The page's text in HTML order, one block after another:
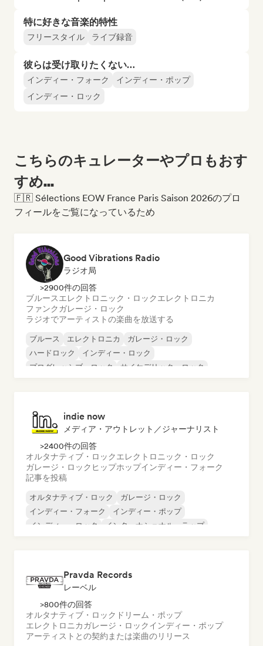
特に好きな音楽的特性
フリースタイル ライブ録音
彼らは受け取りたくない…
インディー・フォーク
インディー・ポップ
インディー・ロック
こちらのキュレーターやプロもおす
すめ...
🇫🇷 Sélections EOW France Paris Saison 2026のプロ
フィールをご覧になっているため
Good Vibrations Radio
ラジオ局
>2900件の回答
ブルースエレクトロニック・ロックエレクトロニカ
ファンクガレージ・ロック
ラジオでアーティストの楽曲を放送する
ブルース エレクトロニカ
ガレージ・ロック
ハードロック
インディー・ロック
プログレッシブ・ロック
サイケデリック・ロック
indie now
メディア・アウトレット／ジャーナリスト
>2400件の回答
オルタナティブ・ロックエレクトロニック・ロック
ガレージ・ロック ヒップホップインディー・フォーク
記事を投稿
オルタナティブ・ロック
ガレージ・ロック
インディー・フォーク
インディー・ポップ
インディー・ロック
インターナショナル・ラップ
Pravda Records
レーベル
>800件の回答
オルタナティブ・ロック ドリーム・ポップ
エレクトロニカガレージ・ロックインディー・ポップ
アーティストとの契約または楽曲のリリース